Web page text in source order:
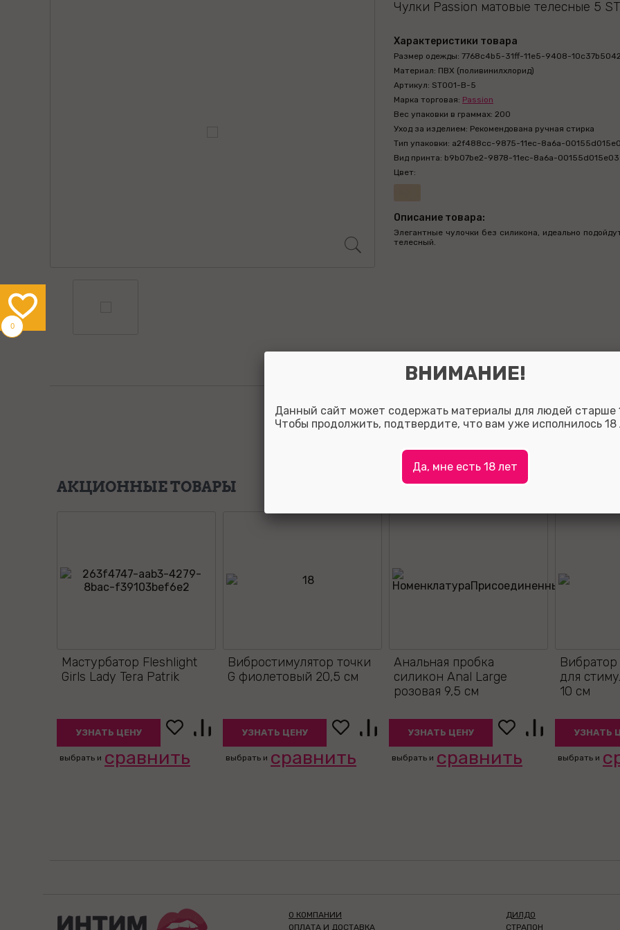
Чулки Passion матовые телесные 5
Характеристики товара
Размер одежды: 7768c4b5-31ff-11e5-9408-
Материал: ПВХ (поливинилхлорид)
Артикул: ST001-B-5
Марка торговая: Passion
Вес упаковки в граммах: 200
Уход за изделием: Рекомендована ручная стирка
Тип упаковки: a2f488cc-9875-11ec-8a6a-
Вид принта: b9b07be2-9878-11ec-8a6a-00155d015e03
Цвет:
Описание товара:
Элегантные чулочки без силикона, идеально
телесный.
Так вы сможете помочь потенциальным покупателям
с выбором, а также, за полезные отзывы мы начисляем
на ваш личный счет.
Для того что бы оставить отзыв зарегистрируйтесь
АКЦИОННЫЕ ТОВАРЫ
Мастурбатор Fleshlight
Girls Lady Tera Patrik
УЗНАТЬ ЦЕНУ
выбрать и сравнить
Вибростимулятор точки
G фиолетовый 20,5 см
УЗНАТЬ ЦЕНУ
выбрать и сравнить
Анальная пробка
силикон Anal Large
розовая 9,5 см
УЗНАТЬ ЦЕНУ
выбрать и сравнить
Вибратор
для
10 см
УЗНАТЬ
выбрать и
О КОМПАНИИ
ОПЛАТА И ДОСТАВКА
ДИЛДО
СТРАПОН
0
ВНИМАНИЕ!
Данный сайт может содержать материалы для людей старше
Чтобы продолжить, подтвердите, что вам уже исполнилось 18
Да, мне есть 18 лет